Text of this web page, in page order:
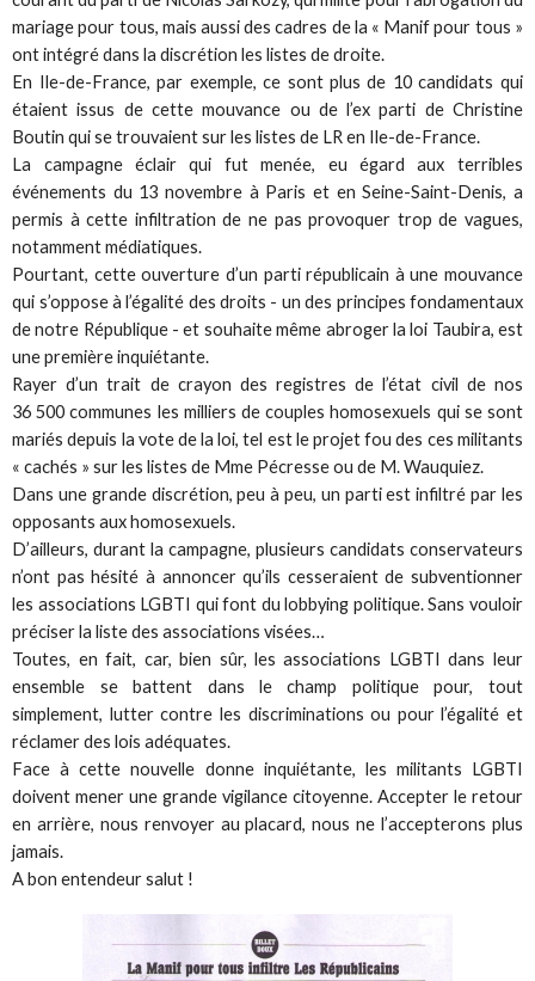
mariage pour tous, mais aussi des cadres de la « Manif pour tous »
ont intégré dans la discrétion les listes de droite.
En Ile-de-France, par exemple, ce sont plus de 10 candidats qui
étaient issus de cette mouvance ou de l’ex parti de Christine
Boutin qui se trouvaient sur les listes de LR en Ile-de-France.
La campagne éclair qui fut menée, eu égard aux terribles
événements du 13 novembre à Paris et en Seine-Saint-Denis, a
permis à cette infiltration de ne pas provoquer trop de vagues,
notamment médiatiques.
Pourtant, cette ouverture d’un parti républicain à une mouvance
qui s’oppose à l’égalité des droits - un des principes fondamentaux
de notre République - et souhaite même abroger la loi Taubira, est
une première inquiétante.
Rayer d’un trait de crayon des registres de l’état civil de nos
36 500 communes les milliers de couples homosexuels qui se sont
mariés depuis la vote de la loi, tel est le projet fou des ces militants
« cachés » sur les listes de Mme Pécresse ou de M. Wauquiez.
Dans une grande discrétion, peu à peu, un parti est infiltré par les
opposants aux homosexuels.
D’ailleurs, durant la campagne, plusieurs candidats conservateurs
n’ont pas hésité à annoncer qu’ils cesseraient de subventionner
les associations LGBTI qui font du lobbying politique. Sans vouloir
préciser la liste des associations visées…
Toutes, en fait, car, bien sûr, les associations LGBTI dans leur
ensemble se battent dans le champ politique pour, tout
simplement, lutter contre les discriminations ou pour l’égalité et
réclamer des lois adéquates.
Face à cette nouvelle donne inquiétante, les militants LGBTI
doivent mener une grande vigilance citoyenne. Accepter le retour
en arrière, nous renvoyer au placard, nous ne l’accepterons plus
jamais.
A bon entendeur salut !